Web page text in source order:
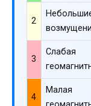
2
3
Слабая
4
Малая